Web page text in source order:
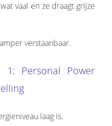
vaal en ze draagt grijze
verstaanbaar.
1: Personal Power
laag is.